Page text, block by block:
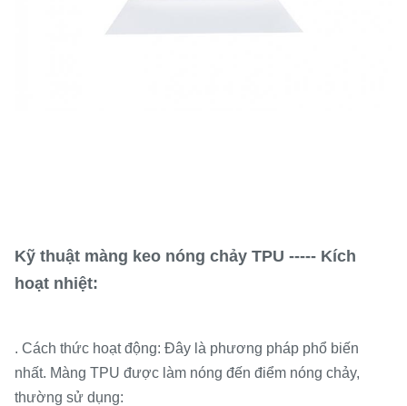
Kỹ thuật màng keo nóng chảy TPU ----- Kích
hoạt nhiệt:
. Cách thức hoạt động: Đây là phương pháp phổ biến
nhất. Màng TPU được làm nóng đến điểm nóng chảy,
thường sử dụng: